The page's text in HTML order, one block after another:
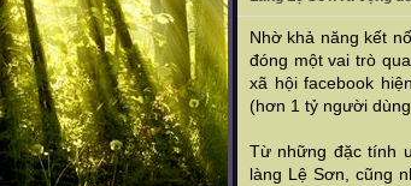
Nhờ khả năng kết
đóng một vai trò
xã hội facebook
(hơn 1 tỷ người
Từ những đặc tính
làng Lệ Sơn, cũng